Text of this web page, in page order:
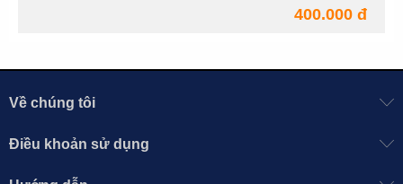
400.000 đ
Về chúng tôi
Điều khoản sử dụng